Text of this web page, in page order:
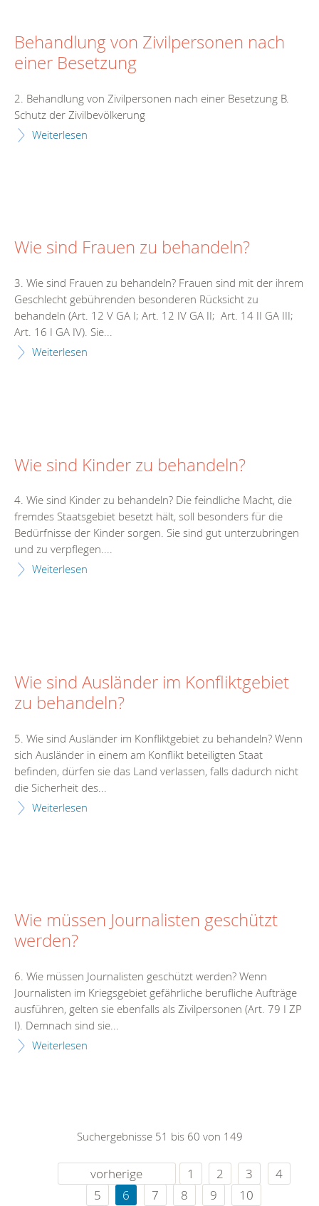
Behandlung von Zivilpersonen nach
einer Besetzung
2. Behandlung von Zivilpersonen nach einer Besetzung B.
Schutz der Zivilbevölkerung
Weiterlesen
Wie sind Frauen zu behandeln?
3. Wie sind Frauen zu behandeln? Frauen sind mit der ihrem
Geschlecht gebührenden besonderen Rücksicht zu
behandeln (Art. 12 V GA I; Art. 12 IV GA II; Art. 14 II GA III;
Art. 16 I GA IV). Sie...
Weiterlesen
Wie sind Kinder zu behandeln?
4. Wie sind Kinder zu behandeln? Die feindliche Macht, die
fremdes Staatsgebiet besetzt hält, soll besonders für die
Bedürfnisse der Kinder sorgen. Sie sind gut unterzubringen
und zu verpflegen....
Weiterlesen
Wie sind Ausländer im Konfliktgebiet
zu behandeln?
5. Wie sind Ausländer im Konfliktgebiet zu behandeln? Wenn
sich Ausländer in einem am Konflikt beteiligten Staat
befinden, dürfen sie das Land verlassen, falls dadurch nicht
die Sicherheit des...
Weiterlesen
Wie müssen Journalisten geschützt
werden?
6. Wie müssen Journalisten geschützt werden? Wenn
Journalisten im Kriegsgebiet gefährliche berufliche Aufträge
ausführen, gelten sie ebenfalls als Zivilpersonen (Art. 79 I ZP
I). Demnach sind sie...
Weiterlesen
Suchergebnisse 51 bis 60 von 149
vorherige 1 2 3
4
5
6 7 8 9
10